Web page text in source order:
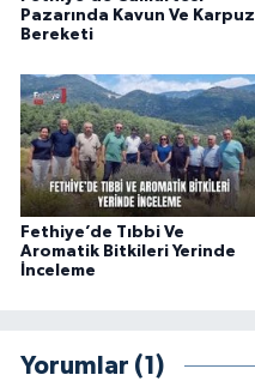
Pazarında Kavun Ve Karpuz
Bereketi
Fethiye’de Tıbbi Ve
Aromatik Bitkileri Yerinde
İnceleme
Yorumlar (1)